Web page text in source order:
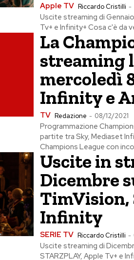
Apple TV Riccardo Cristilli -
Uscite streaming di
Tv+ e Infinity+ Cosa c'è da
La
streaming
mercoledì
Infinity e
TV Redazione - 08/12/2021
Programmazione
partite tra Sky, Mediaset
Champions League con
Uscite in
Dicembre
TimVision,
Infinity
SERIE TV Riccardo Cristilli -
Uscite streaming di
STARZPLAY, Apple Tv+ e